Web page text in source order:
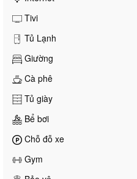
Tivi
Tủ Lạnh
Giường
Cà phê
Tủ giày
Bể bơi
Chỗ đỗ xe
Gym